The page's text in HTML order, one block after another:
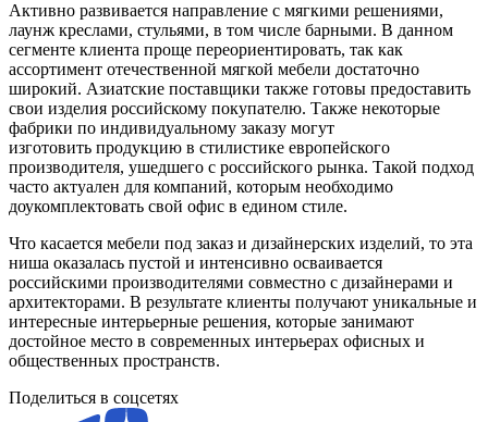
Активно развивается направление с мягкими решениями,
лаунж креслами, стульями, в том числе барными. В данном
сегменте клиента проще переориентировать, так как
ассортимент отечественной мягкой мебели достаточно
широкий. Азиатские поставщики также готовы предоставить
свои изделия российскому покупателю. Также некоторые
фабрики по индивидуальному заказу могут
изготовить продукцию в стилистике европейского
производителя, ушедшего с российского рынка. Такой подход
часто актуален для компаний, которым необходимо
доукомплектовать свой офис в едином стиле.
Что касается мебели под заказ и дизайнерских изделий, то эта
ниша оказалась пустой и интенсивно осваивается
российскими производителями совместно с дизайнерами и
архитекторами. В результате клиенты получают уникальные и
интересные интерьерные решения, которые занимают
достойное место в современных интерьерах офисных и
общественных пространств.
Поделиться в соцсетях